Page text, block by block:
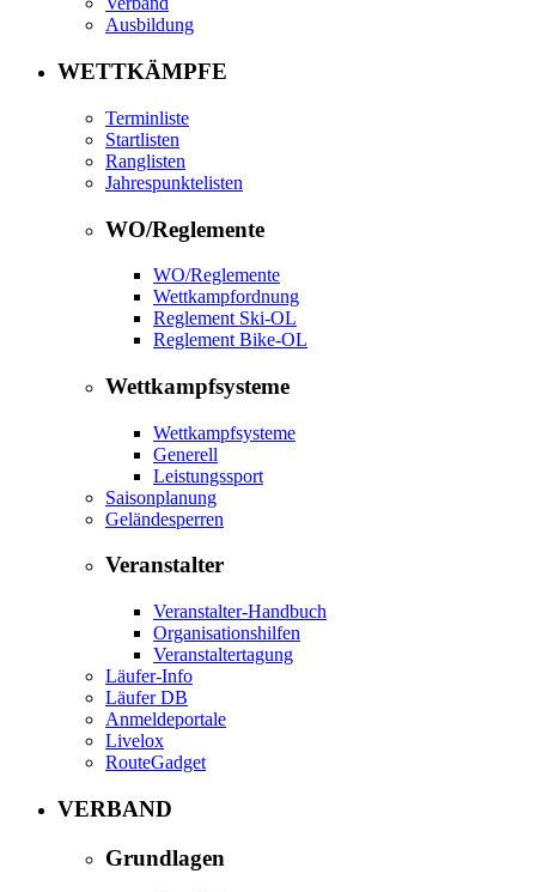
Ausbildung
WETTKÄMPFE
Terminliste
Startlisten
Ranglisten
Jahrespunktelisten
WO/Reglemente
WO/Reglemente
Wettkampfordnung
Reglement Ski-OL
Reglement Bike-OL
Wettkampfsysteme
Wettkampfsysteme
Generell
Leistungssport
Saisonplanung
Geländesperren
Veranstalter
Veranstalter-Handbuch
Organisationshilfen
Veranstaltertagung
Läufer-Info
Läufer DB
Anmeldeportale
Livelox
RouteGadget
VERBAND
Grundlagen